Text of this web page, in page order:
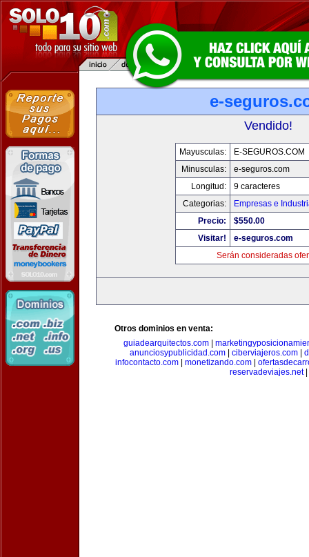
e-
Vendido!
Mayusculas:
E-SEGUROS.COM
Minusculas:
e-seguros.com
Longitud:
9 caracteres
Categorias:
Empresas e
Precio:
$550.00
Visitar!
e-seguros.com
Serán consideradas
Otros dominios en venta:
guiadearquitectos.com
anunciosypublicidad.com| ciberviajeros.com|
infocontacto.com
monetizando.com
reservadeviajes.net|